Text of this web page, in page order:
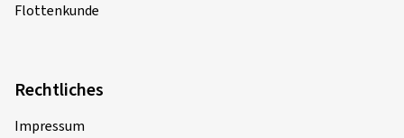
Flottenkunde
Rechtliches
Impressum